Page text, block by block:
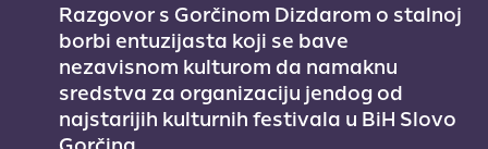
Razgovor s Gorčinom Dizdarom o stalnoj
borbi entuzijasta koji se bave
nezavisnom kulturom da namaknu
sredstva za organizaciju jendog od
najstarijih kulturnih festivala u BiH Slovo